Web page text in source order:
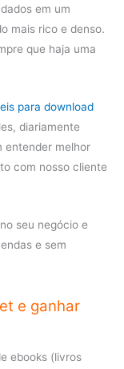
em um
mais rico e denso.
que haja uma
para download
diariamente
entender melhor
com nosso cliente
seu negócio e
e sem
e ganhar
ebooks (livros